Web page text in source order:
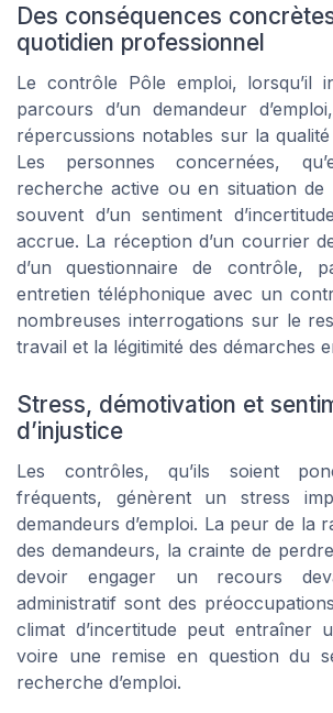
Des conséquences
quotidien professionnel
Le contrôle Pôle emploi, lorsqu’il
parcours d’un demandeur
répercussions notables sur la
Les personnes concernées,
recherche active ou en situation de
souvent d’un sentiment
accrue. La réception d’un courrier
d’un questionnaire de contrôle,
entretien téléphonique avec un
nombreuses interrogations sur le
travail et la légitimité des démarches
Stress, démotivation et
d’injustice
Les contrôles, qu’ils soient
fréquents, génèrent un stress
demandeurs d’emploi. La peur de la
des demandeurs, la crainte de
devoir engager un recours
administratif sont des
climat d’incertitude peut entraîner
voire une remise en question du
recherche d’emploi.